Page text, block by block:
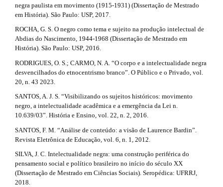
negra paulista em movimento (1915-1931) (Dissertação de Mestrado
em História). São Paulo: USP, 2017.
ROCHA, G. S. O negro como tema e sujeito na produção intelectual de
Abdias do Nascimento, 1944-1968 (Dissertação de Mestrado em
História). São Paulo: USP, 2016.
RODRIGUES, O. S.; CARMO, N. A. “O corpo e a intelectualidade negra
desvencilhados do etnocentrismo branco”. O Público e o Privado, vol.
20, n. 43 2023.
SANTOS, A. J. S. “Visibilizando os sujeitos históricos: movimento
negro, a intelectualidade acadêmica e a emergência da Lei n.
10.639/03”. História e Ensino, vol. 22, n. 2, 2016.
SANTOS, F. M. “Análise de conteúdo: a visão de Laurence Bardin”.
Revista Eletrônica de Educação, vol. 6, n. 1, 2012.
SILVA, J. C. Intelectualidade negra: uma construção periférica do
pensamento social e político brasileiro no início do século XX
(Dissertação de Mestrado em Ciências Sociais). Seropédica: UFRRJ,
2018.